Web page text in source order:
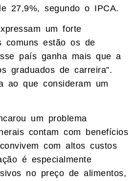
27,9%, segundo o IPCA.
um forte
comuns estão os de
país ganha mais que a
graduados de carreira”.
ao que consideram um
um problema
contam com benefícios
com altos custos
é especialmente
no preço de alimentos,